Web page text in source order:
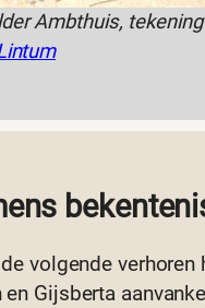
Ambthuis,
volgende verhoren
en Gijsberta